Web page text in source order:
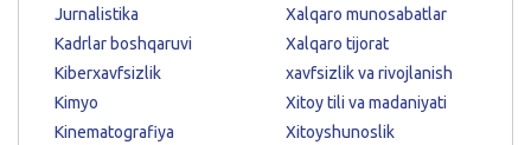
Jurnalistika
Kadrlar boshqaruvi
Kiberxavfsizlik
Kimyo
Kinematografiya
Xalqaro munosabatlar
Xalqaro tijorat
xavfsizlik va rivojlanish
Xitoy tili va madaniyati
Xitoyshunoslik